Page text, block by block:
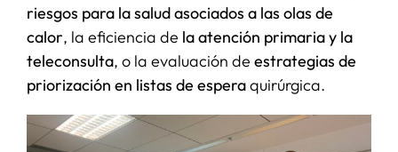
riesgos para la salud asociados a las olas de
calor, la eficiencia de la atención primaria y la
teleconsulta, o la evaluación de estrategias de
priorización en listas de esperaquirúrgica.